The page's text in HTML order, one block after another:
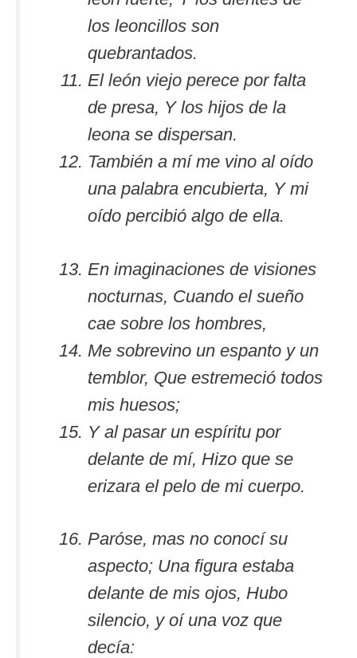
los leoncillos son
quebrantados.
El león viejo perece por falta
de presa, Y los hijos de la
leona se dispersan.
También a mí me vino al oído
una palabra encubierta, Y mi
oído percibió algo de ella.
En imaginaciones de visiones
nocturnas, Cuando el sueño
cae sobre los hombres,
Me sobrevino un espanto y un
temblor, Que estremeció todos
mis huesos;
Y al pasar un espíritu por
delante de mí, Hizo que se
erizara el pelo de mi cuerpo.
Paróse, mas no conocí su
aspecto; Una figura estaba
delante de mis ojos, Hubo
silencio, y oí una voz que
decía: